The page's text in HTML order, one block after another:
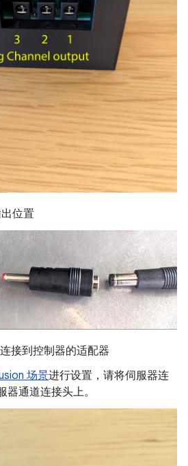
位置
接到控制器的适配器
场景进行设置，请将伺服器连
通道连接头上。